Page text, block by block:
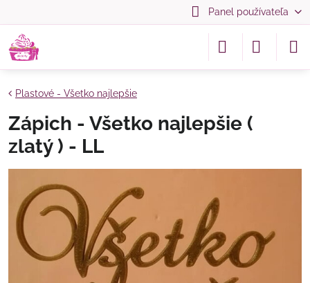
Panel používateľa
Plastové - Všetko najlepšie
Zápich - Všetko najlepšie (
zlatý ) - LL